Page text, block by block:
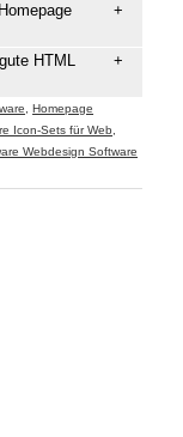
HTML
,Homepage
Icon-Sets für Web
Webdesign Software